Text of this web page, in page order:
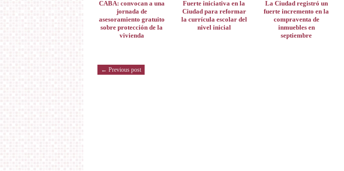
CABA: convocan a una
jornada de
asesoramiento gratuito
sobre protección de la
vivienda
Fuerte iniciativa en la
Ciudad para reformar
la currícula escolar del
nivel inicial
La Ciudad registró un
fuerte incremento en la
compraventa de
inmuebles en
septiembre
← Previous post